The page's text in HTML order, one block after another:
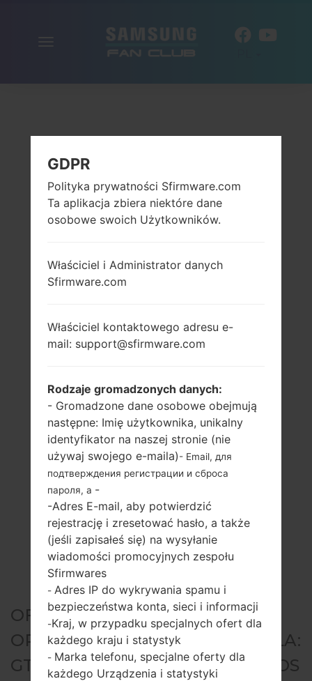
OFICJALNE
OPROGRAMOWANIE #5325 DLA:
GT-S5282 - SAMSUNGSTAR DUOS
GDPR
Polityka prywatności Sfirmware.com
Ta aplikacja zbiera niektóre dane
osobowe swoich Użytkowników.
Właściciel i Administrator danych
Sfirmware.com
Właściciel kontaktowego adresu e-
mail: support@sfirmware.com
Rodzaje gromadzonych danych:
- Gromadzone dane osobowe obejmują
następne: Imię użytkownika, unikalny
identyfikator na naszej stronie (nie
używaj swojego e-maila)- Email, для
подтверждения регистрации и сброса
пароля, а -
-Adres E-mail, aby potwierdzić
rejestrację i zresetować hasło, a także
(jeśli zapisałeś się) na wysyłanie
wiadomości promocyjnych zespołu
Sfirmwares
- Adres IP do wykrywania spamu i
bezpieczeństwa konta, sieci i informacji
-Kraj, w przypadku specjalnych ofert dla
każdego kraju i statystyk
- Marka telefonu, specjalne oferty dla
każdego Urządzenia i statystyki